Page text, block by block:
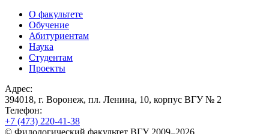
О факультете
Обучение
Абитуриентам
Наука
Студентам
Проекты
Адрес:
394018, г. Воронеж, пл. Ленина, 10, корпус ВГУ № 2
Телефон:
+7 (473) 220-41-38